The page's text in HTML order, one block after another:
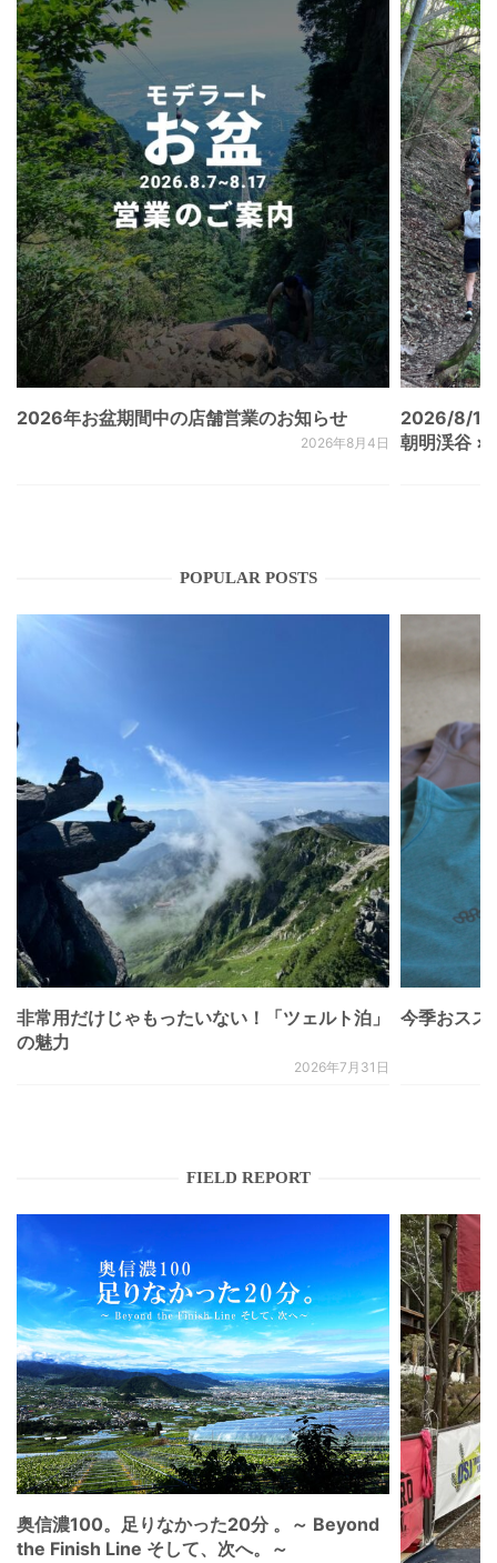
2026年お盆期間中の店舗営業のお知らせ
2026年8月4日
2026/8/
朝明渓谷 ×
POPULAR POSTS
非常用だけじゃもったいない！「ツェルト泊」
の魅力
2026年7月31日
今季おスス
FIELD REPORT
奥信濃100。足りなかった20分 。～ Beyond
the Finish Line そして、次へ。～